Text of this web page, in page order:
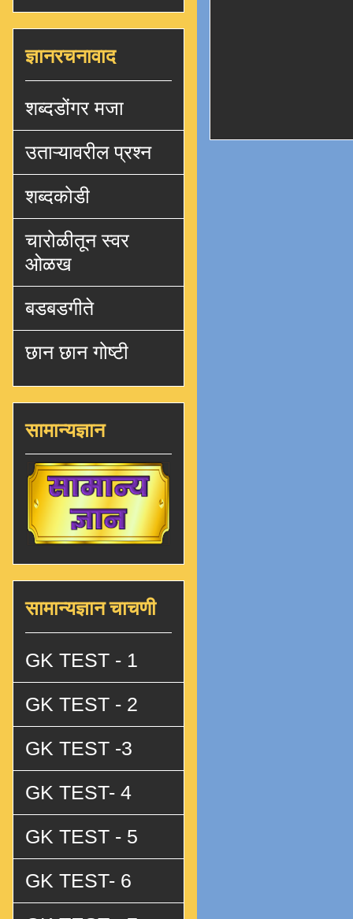
ज्ञानरचनावाद
शब्दडोंगर मजा
उताऱ्यावरील प्रश्न
शब्दकोडी
चारोळीतून स्वर
ओळख
बडबडगीते
छान छान गोष्टी
सामान्यज्ञान
सामान्यज्ञान चाचणी
GK TEST - 1
GK TEST - 2
GK TEST -3
GK TEST- 4
GK TEST - 5
GK TEST- 6